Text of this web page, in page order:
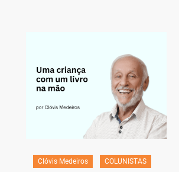
Clóvis Medeiros COLUNISTAS